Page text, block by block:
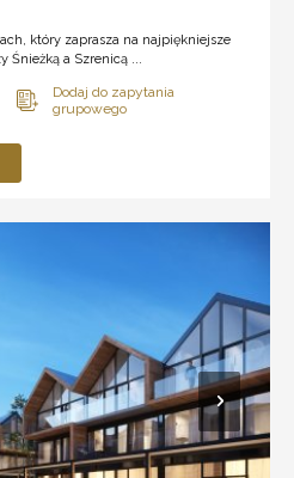
który zaprasza na najpiękniejsze
Śnieżką a Szrenicą ...